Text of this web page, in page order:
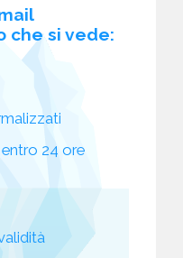
che si vede:
24 ore